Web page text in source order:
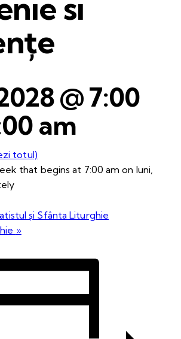
si
@ 7:00
am
totul)
that begins at 7:00 am on luni,
și Sfânta Liturghie
»